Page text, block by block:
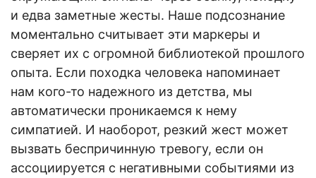
и едва заметные жесты. Наше подсознание
моментально считывает эти маркеры и
сверяет их с огромной библиотекой прошлого
опыта. Если походка человека напоминает
нам кого-то надежного из детства, мы
автоматически проникаемся к нему
симпатией. И наоборот, резкий жест может
вызвать беспричинную тревогу, если он
ассоциируется с негативными событиями из